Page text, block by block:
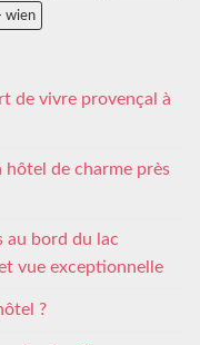
wien
de vivre provençal à
hôtel de charme près
au bord du lac
vue exceptionnelle
?